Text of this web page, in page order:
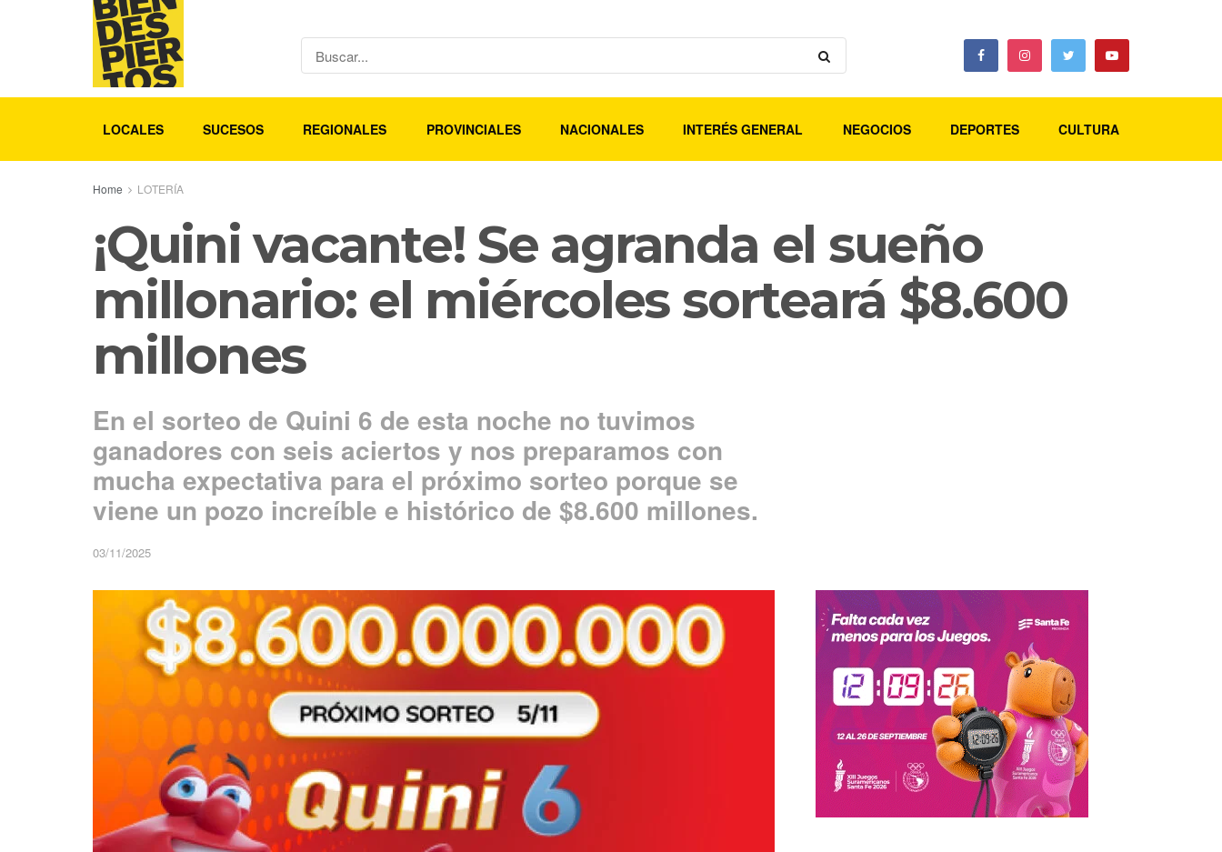
LOCALES SUCESOS REGIONALES PROVINCIALES NACIONALES INTERÉS GENERAL NEGOCIOS DEPORTES CULTURA
Home LOTERÍA
¡Quini vacante! Se agranda el sueño
millonario: el miércoles sorteará $8.600
millones
En el sorteo de Quini 6 de esta noche no tuvimos
ganadores con seis aciertos y nos preparamos con
mucha expectativa para el próximo sorteo porque se
viene un pozo increíble e histórico de $8.600 millones.
03/11/2025